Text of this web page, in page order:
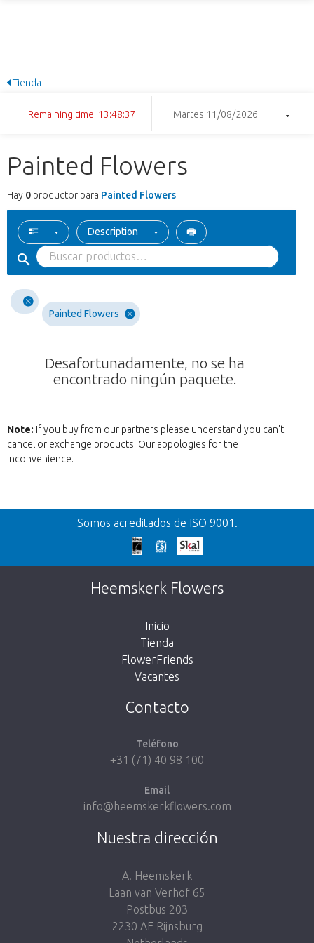
Tienda
Remaining time: 13:48:37 Martes 11/08/2026
Painted Flowers
Hay 0 productor para Painted Flowers
Description
Painted Flowers
Desafortunadamente, no se ha
encontrado ningún paquete.
Note: If you buy from our partners please understand you can't
cancel or exchange products. Our appologies for the
inconvenience.
Volver
¡Demasiado tarde!
Desafortunadamente, este artículo está
agotado. Haz click en el botón de abajo para
Volver a la tienda
Somos acreditados de ISO 9001.
Heemskerk Flowers
Inicio
Tienda
FlowerFriends
Vacantes
Contacto
Teléfono
+31 (71) 40 98 100
Email
info@heemskerkflowers.com
Nuestra dirección
A. Heemskerk
Laan van Verhof 65
Postbus 203
2230 AE Rijnsburg